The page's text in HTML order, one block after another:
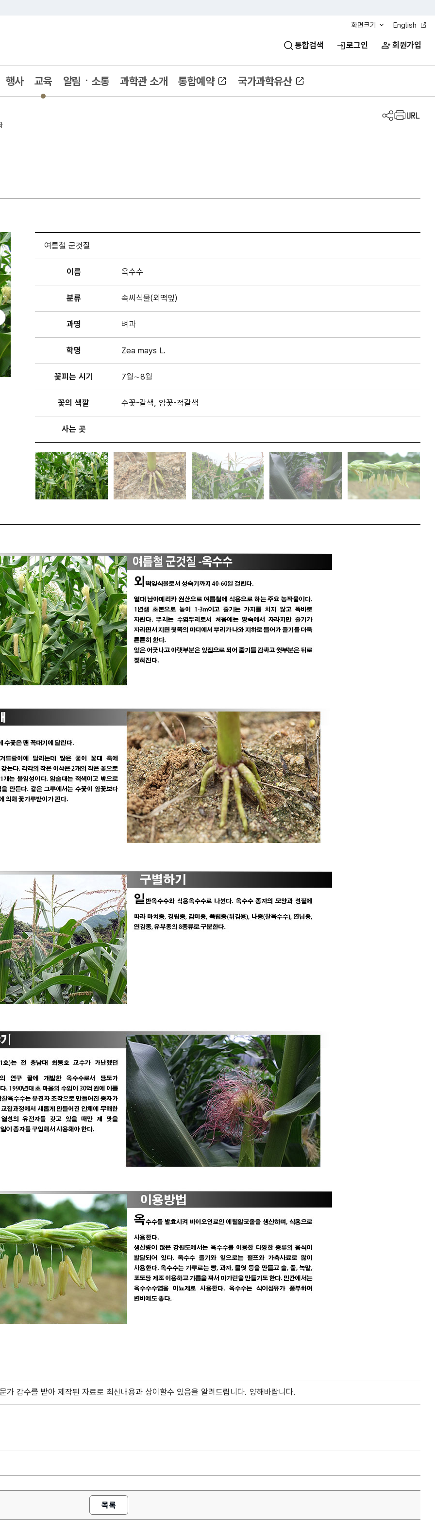
화면크기 English
통합검색 로그인 회원가입
행사 교육 알림ㆍ소통 과학관 소개 통합예약 국가과학유산
여름철 군것질
이름 옥수수
분류 속씨식물(외떡잎)
과명 벼과
학명 Zea mays L.
꽃피는 시기 7월∼8월
꽃의 색깔 수꽃-갈색, 암꽃-적갈색
사는 곳
가 감수를 받아 제작된 자료로 최신내용과 상이할수 있음을 알려드립니다. 양해바랍니다.
목록